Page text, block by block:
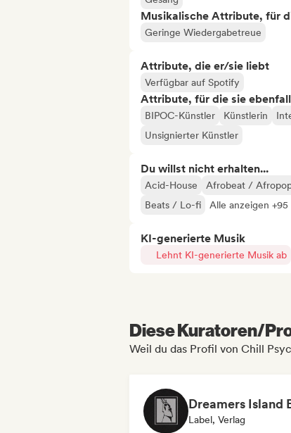
Musikalische Attribute, für
Geringe Wiedergabetreue
Attribute, die er/sie liebt
Verfügbar auf Spotify
Attribute, für die sie
BIPOC-Künstler Künstlerin
Unsignierter Künstler
Du willst nicht erhalten...
Acid-House Afrobeat /
Beats / Lo-fi
Alle anzeigen +95
KI-generierte Musik
Lehnt KI-generierte Musik ab
Diese Kuratoren/
Weil du das Profil von Chill
Label, Verlag